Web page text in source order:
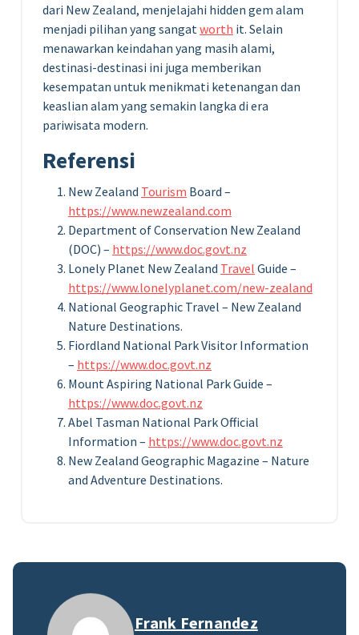
dari New Zealand, menjelajahi hidden gem alam
menjadi pilihan yang sangatworth it. Selain
menawarkan keindahan yang masih alami,
destinasi-destinasi ini juga memberikan
kesempatan untuk menikmati ketenangan dan
keaslian alam yang semakin langka di era
pariwisata modern.
Referensi
New Zealand Tourism Board –
https://www.newzealand.com
Department of Conservation New Zealand
(DOC) – https://www.doc.govt.nz
Lonely Planet New Zealand Travel Guide –
https://www.lonelyplanet.com/new-zealand
National Geographic Travel – New Zealand
Nature Destinations.
Fiordland National Park Visitor Information
– https://www.doc.govt.nz
Mount Aspiring National Park Guide –
https://www.doc.govt.nz
Abel Tasman National Park Official
Information – https://www.doc.govt.nz
New Zealand Geographic Magazine – Nature
and Adventure Destinations.
Frank Fernandez